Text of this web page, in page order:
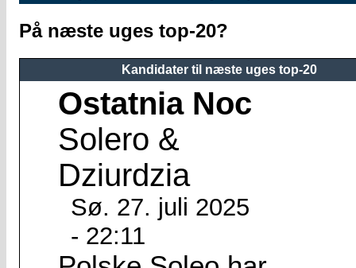
På næste uges top-20?
Kandidater til næste uges top-20
Ostatnia Noc
Solero &
Dziurdzia
Sø. 27. juli 2025
- 22:11